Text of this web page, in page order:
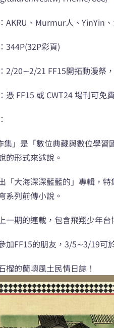
、Murmur人、YinYin、
彩頁)
2/20∼2/21 FF15開拓動漫祭
憑 FF15 或 CWT24 場刊可
作集」是「數位典藏與數位
的形式來述說。
「大海深深藍藍的」專輯，
系列前傳小說。
一期的連載，包含飛翔少年
參加FF15的朋友，3/5∼3/19
榴的蘭嶼風土民情日誌！